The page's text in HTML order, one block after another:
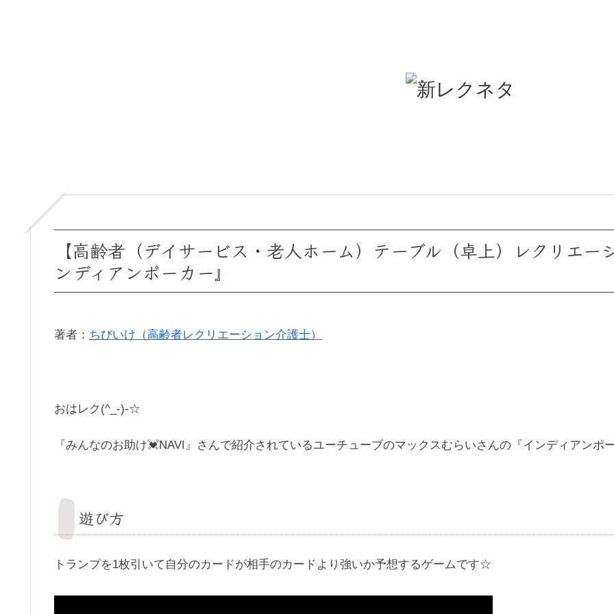
【高齢者（デイサービス・老人ホーム）テーブル（卓上）レクリエー
ンディアンポーカー』
著者： ちびいけ（高齢者レクリエーション介護士）
おはレク(^_-)-☆
『みんなのお助け💓NAVI』さんで紹介されているユーチューブのマックスむらいさんの『インディアンポ
遊び方
トランプを1枚引いて自分のカードが相手のカードより強いか予想するゲームです☆